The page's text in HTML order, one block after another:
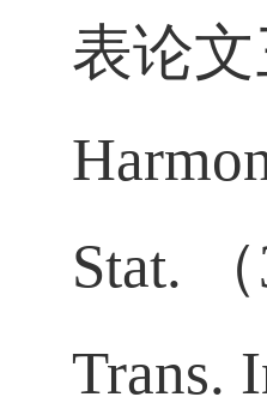
表论
Stat.
（
Trans.